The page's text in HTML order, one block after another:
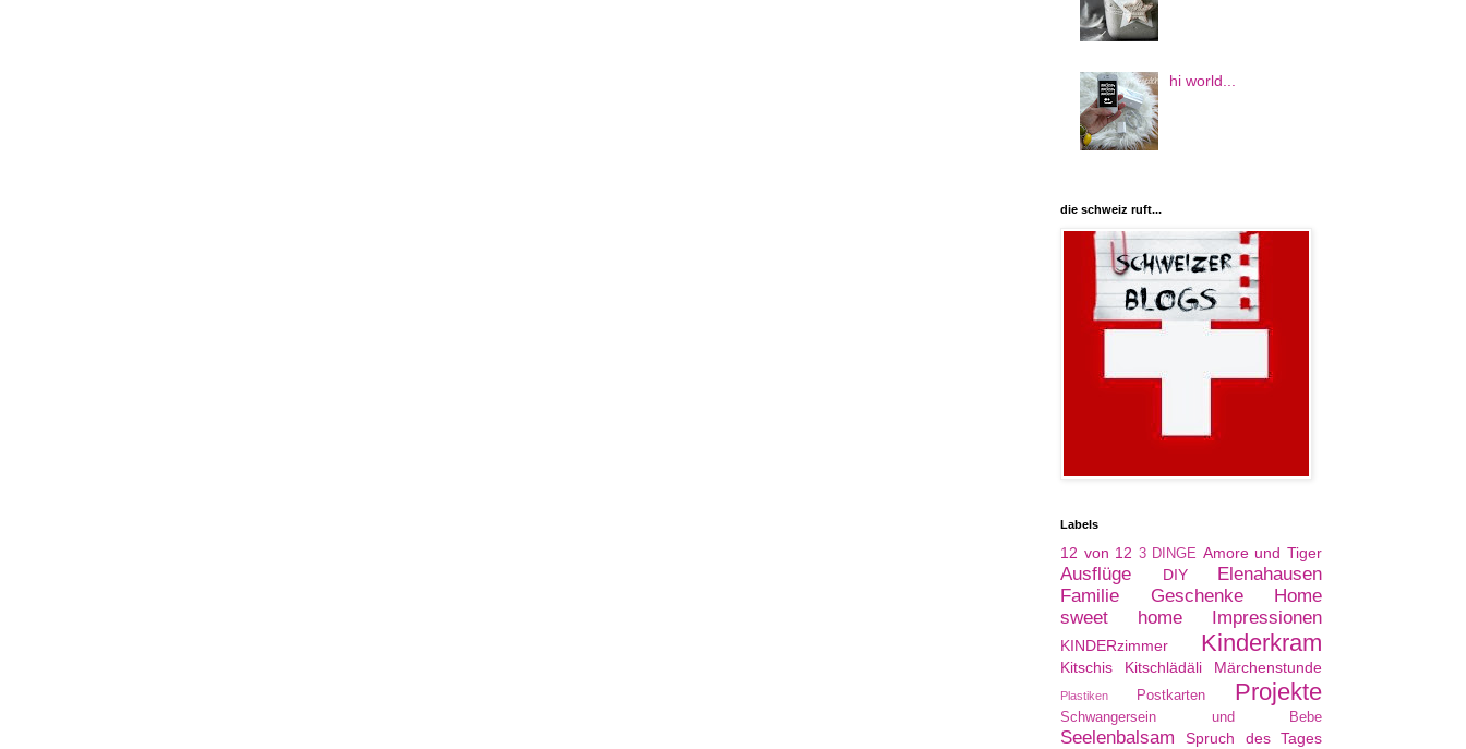
hi world...
die schweiz ruft...
Labels
12 von 12 3 DINGE Amore und Tiger
Ausflüge DIY
Elenahausen
Familie
Geschenke
Home
sweet home
Impressionen
KINDERzimmer Kinderkram
Kitschis Kitschlädäli Märchenstunde
Plastiken Postkarten Projekte
Schwangersein und Bebe
Seelenbalsam
Spruch des Tages